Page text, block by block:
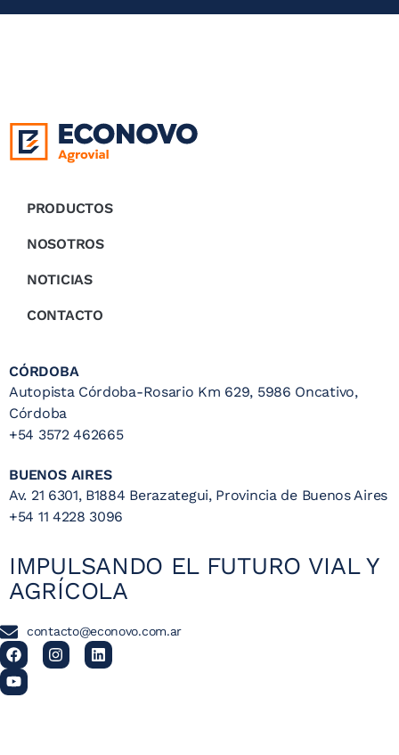
PRODUCTOS
NOSOTROS
NOTICIAS
CONTACTO
CÓRDOBA
Autopista Córdoba-Rosario Km 629, 5986 Oncativo,
Córdoba
+54 3572 462665
BUENOS AIRES
Av. 21 6301, B1884 Berazategui, Provincia de Buenos Aires
+54 11 4228 3096
IMPULSANDO EL FUTURO VIAL Y
AGRÍCOLA
contacto@econovo.com.ar